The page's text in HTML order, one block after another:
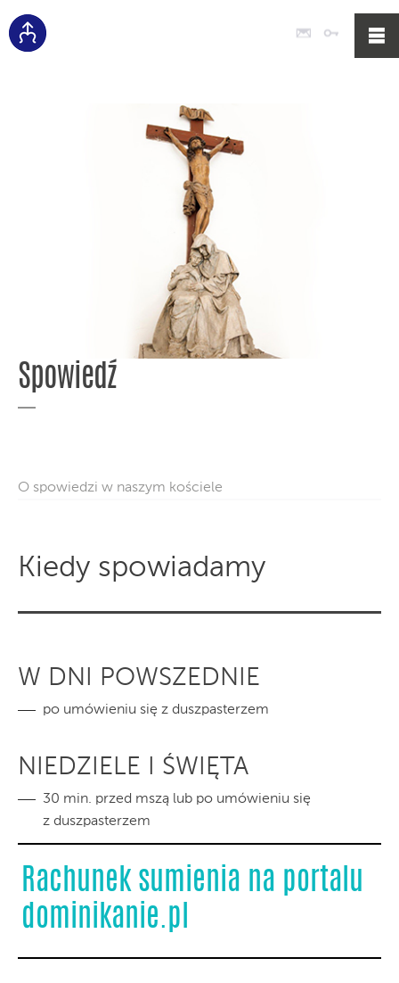
Poczta
Spowiedź
O spowiedzi w naszym kościele
Kiedy spowiadamy
W DNI POWSZEDNIE
po umówieniu się z duszpasterzem
NIEDZIELE I ŚWIĘTA
30 min. przed mszą lub po umówieniu się
z duszpasterzem
Rachunek sumienia na portalu
dominikanie.pl